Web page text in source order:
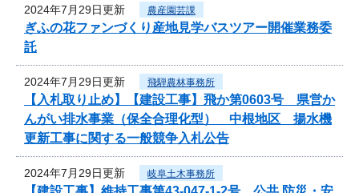
2024年7月29日更新 農産園芸課
ぎふの花ファンづくり産地見学バスツアー開催業務委
託
2024年7月29日更新 飛騨農林事務所
【入札取り止め】【建設工事】飛か第0603号 県営か
んがい排水事業（保全合理化型） 中根地区 揚水機
更新工事に関する一般競争入札公告
2024年7月29日更新 岐阜土木事務所